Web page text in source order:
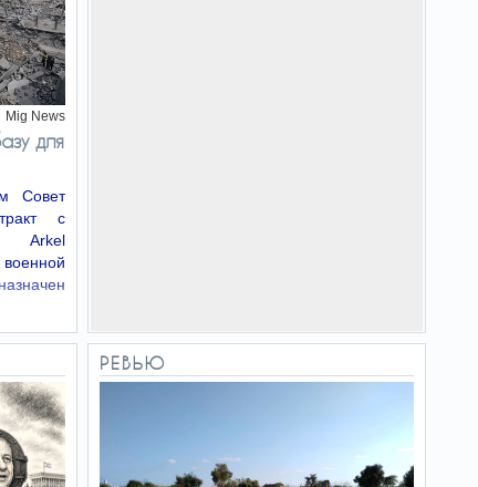
Mig News
для
Совет
с
Arkel
РЕВЬЮ